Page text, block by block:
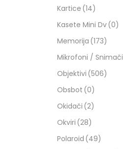
Kartice (14)
Kasete Mini Dv(0)
Memorija (173)
Mikrofoni / Snimači
Objektivi (506)
Obsbot (0)
Okidači (2)
Okviri (28)
Polaroid (49)